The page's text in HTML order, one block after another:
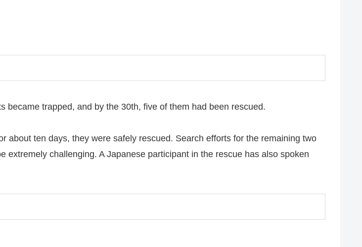
became trapped, and by the 30th, five of them had been rescued.
about ten days, they were safely rescued. Search efforts for the remaining two
challenging. A Japanese participant in the rescue has also spoken